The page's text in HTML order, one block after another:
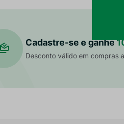
da mesa e adicione cerca de
panos e cortinas de cozinha
da mesma linha ou que
opções para mesa posta
Cadastre-se e ganhe
Desconto válido em compras